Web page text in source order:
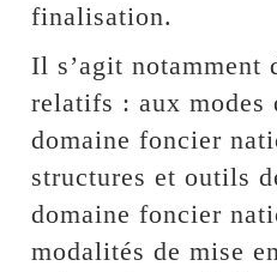
finalisation.
Il s’agit notamment
relatifs : aux modes
domaine foncier
structures et outils
domaine foncier
modalités de mise